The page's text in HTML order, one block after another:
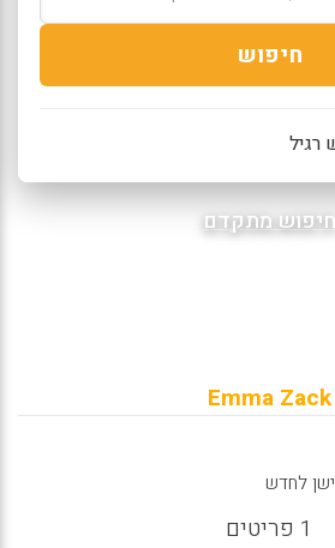
חיפוש
רגיל
חיפוש מתקדם
Emma Zack
לחדש
1 פריטים